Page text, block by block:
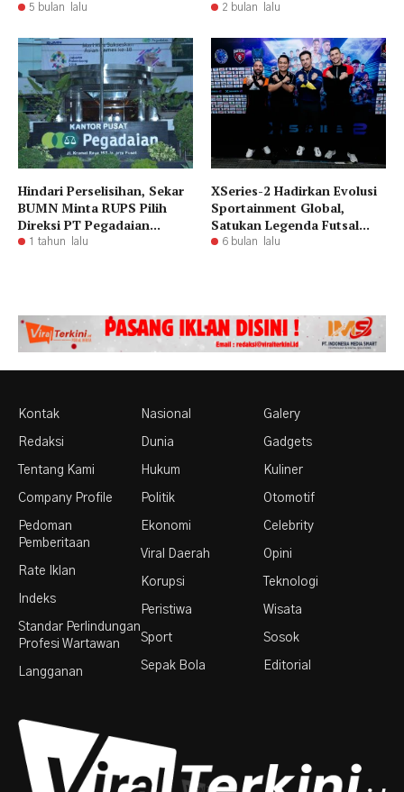
5 bulan lalu 2 bulan lalu
Hindari Perselisihan, Sekar
BUMN Minta RUPS Pilih
Direksi PT Pegadaian...
1 tahun lalu
XSeries-2 Hadirkan Evolusi
Sportainment Global,
Satukan Legenda Futsal...
6 bulan lalu
Kontak
Redaksi
Tentang Kami
Company Profile
Pedoman
Pemberitaan
Rate Iklan
Indeks
Standar Perlindungan
Profesi Wartawan
Langganan
Nasional
Dunia
Hukum
Politik
Ekonomi
Viral Daerah
Korupsi
Peristiwa
Sport
Sepak Bola
Galery
Gadgets
Kuliner
Otomotif
Celebrity
Opini
Teknologi
Wisata
Sosok
Editorial